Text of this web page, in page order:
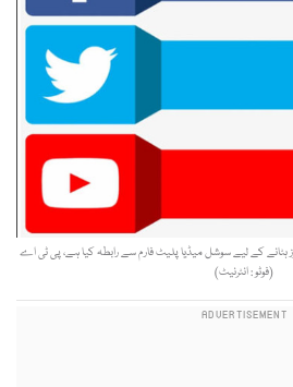
ہٹانے کے لیے سوشل میڈیا پلیٹ فارم سے رابطہ کیا ہے، پی ٹی اے
(فوٹو : انٹرنیٹ)